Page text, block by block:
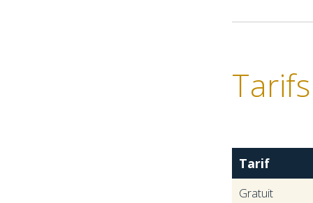
Tarifs
Tarif
Gratuit